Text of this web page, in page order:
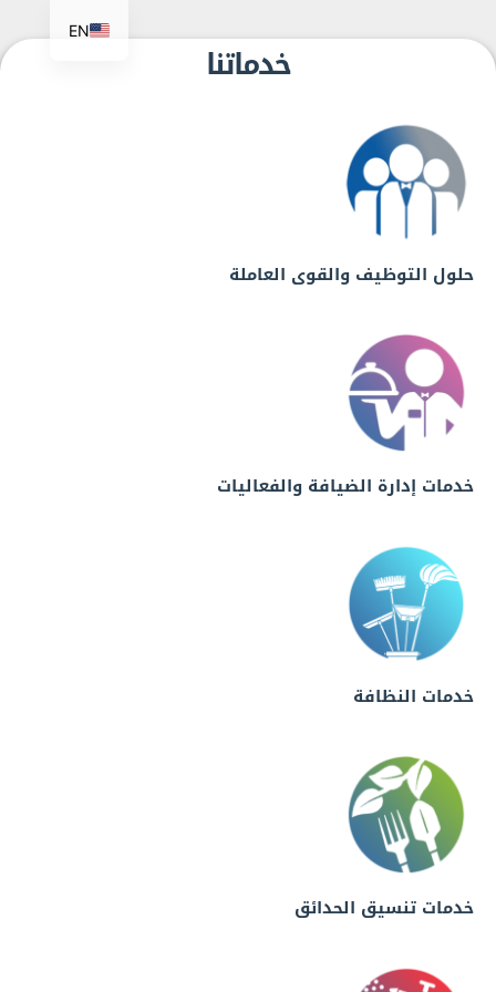
خدماتنا
حلول التوظيف والقوى العاملة
خدمات إدارة الضيافة والفعاليات
خدمات النظافة
خدمات تنسيق الحدائق
EN